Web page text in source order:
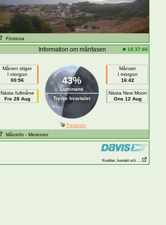
Förstora
Information om månfasen 18:37:46
Månen stiger
I morgon
00:56
Nästa fullmåne
Fre 28 Aug
43%
Luminans
Tredje kvartalet
Månset
I morgon
16:42
Nästa New Moon
Ons 12 Aug
Perseids
Måninfo - Meteorer
Krediter, kontakt och . . .